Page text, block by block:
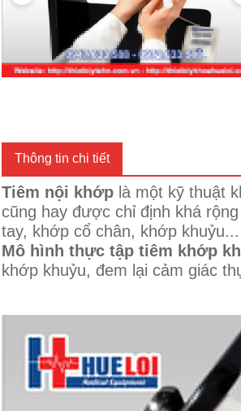
Thông tin chi tiết
Tiêm nội khớp là một kỹ thuật
cũng hay được chỉ định khá
tay, khớp cổ chân, khớp khuỷu...
Mô hình thực tập tiêm khớp
khớp khuỷu, đem lại cảm giác